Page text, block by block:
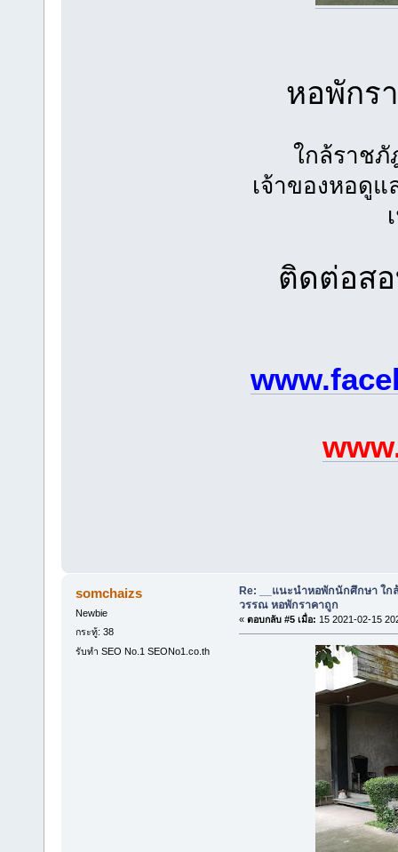
หอพักร
ใกล้ราชภั
เจ้าของหอดูแ
ติดต่อส
somchaizs
Newbie
กระทู้: 38
รับทำ SEO No.1 SEONo1.co.th
Re: __แนะนำหอพักนักศึกษา ใ
วรรณ หอพักราคาถูก
« ตอบกลับ #5 เมื่อ: 15 2021-02-15